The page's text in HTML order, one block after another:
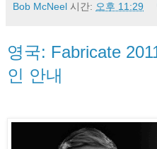
Bob McNeel 시간: 오후 11:29
영국: Fabricate
인 안내